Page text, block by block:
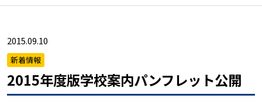
2015.09.10
新着情報
2015年度版学校案内パンフレット公開